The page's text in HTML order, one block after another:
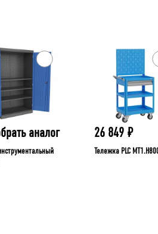
аналог 26 849 ₽
Тележка PLC